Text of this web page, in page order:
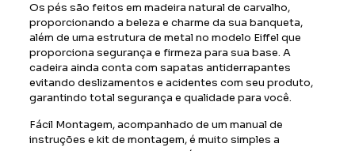
Os pés são feitos em madeira natural de carvalho,
proporcionando a beleza e charme da sua banqueta,
além de uma estrutura de metal no modelo Eiffel que
proporciona segurança e firmeza para sua base. A
cadeira ainda conta com sapatas antiderrapantes
evitando deslizamentos e acidentes com seu produto,
garantindo total segurança e qualidade para você.
Fácil Montagem, acompanhado de um manual de
instruções e kit de montagem, é muito simples a